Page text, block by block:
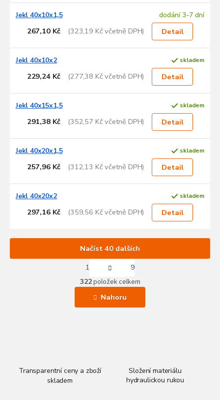
Jekl 40x10x1,5 dodání 3-7 dní
267,10 Kč (323,19 Kč včetně DPH) Detail
Jekl 40x10x2 skladem
229,24 Kč (277,38 Kč včetně DPH) Detail
Jekl 40x15x1,5 skladem
291,38 Kč (352,57 Kč včetně DPH) Detail
Jekl 40x20x1,5 skladem
257,96 Kč (312,13 Kč včetně DPH) Detail
Jekl 40x20x2 skladem
297,16 Kč (359,56 Kč včetně DPH) Detail
O
v
l
á
Načíst 40 dalších
S
t
r
á
n
k
1
9
322položek celkem
Nahoru
Transparentní ceny a zboží
skladem
Složení materiálu
hydraulickou rukou